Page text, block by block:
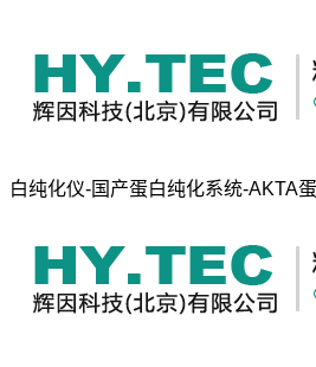
白纯化仪-国产蛋白纯化系统-AKTA